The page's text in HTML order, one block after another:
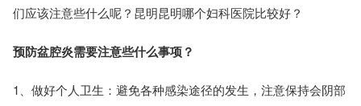
资讯
女性输卵管堵塞必须做手术才能怀孕吗
哪些项目
资讯
武汉输卵管堵塞治疗费用大概多少
们应该注意些什么呢？昆明昆明哪个妇科医院比较好？
预防盆腔炎需要注意些什么事项？
1、做好个人卫生：避免各种感染途径的发生，注意保持会阴部